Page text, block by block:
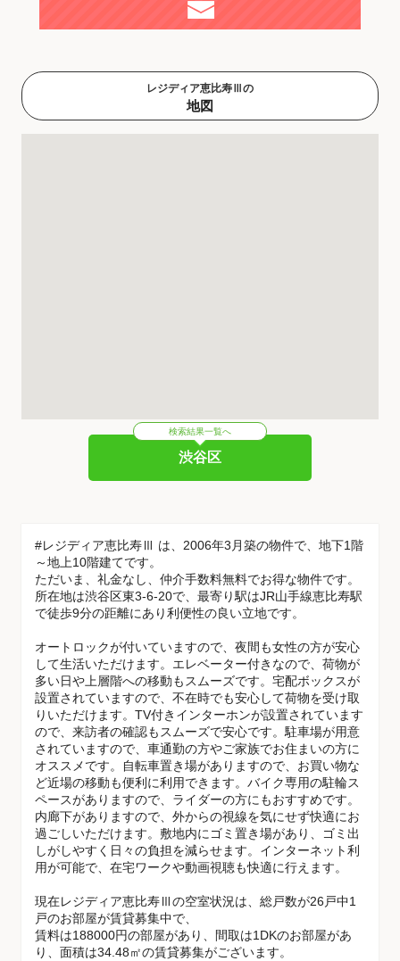
レジディア恵比寿Ⅲの
地図
検索結果一覧へ
渋谷区
#レジディア恵比寿Ⅲ は、2006年3月築の物件で、地下1階
～地上10階建てです。
ただいま、礼金なし、仲介手数料無料でお得な物件です。
所在地は渋谷区東3-6-20で、最寄り駅はJR山手線恵比寿駅
で徒歩9分の距離にあり利便性の良い立地です。
オートロックが付いていますので、夜間も女性の方が安心
して生活いただけます。エレベーター付きなので、荷物が
多い日や上層階への移動もスムーズです。宅配ボックスが
設置されていますので、不在時でも安心して荷物を受け取
りいただけます。TV付きインターホンが設置されています
ので、来訪者の確認もスムーズで安心です。駐車場が用意
されていますので、車通勤の方やご家族でお住まいの方に
オススメです。自転車置き場がありますので、お買い物な
ど近場の移動も便利に利用できます。バイク専用の駐輪ス
ペースがありますので、ライダーの方にもおすすめです。
内廊下がありますので、外からの視線を気にせず快適にお
過ごしいただけます。敷地内にゴミ置き場があり、ゴミ出
しがしやすく日々の負担を減らせます。インターネット利
用が可能で、在宅ワークや動画視聴も快適に行えます。
現在レジディア恵比寿Ⅲの空室状況は、総戸数が26戸中1
戸のお部屋が賃貸募集中で、
賃料は188000円の部屋があり、間取は1DKのお部屋があ
り、面積は34.48㎡の賃貸募集がございます。